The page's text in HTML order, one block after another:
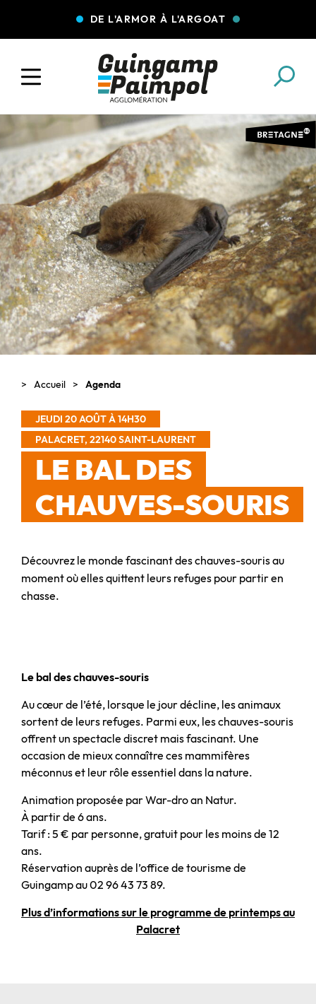
DE L'ARMOR À L'ARGOAT
COLLECTE DES DÉCHETS EAU ET ASSAINISSEMENT
ENFANCE JEUNESSE L'AGGLO' RECRUTE
ASSOCIATIONS PISCINES
Accueil Agenda
JEUDI 20 AOÛT À 14H30
PALACRET, 22140 SAINT-LAURENT
LE BAL DES
CHAUVES-SOURIS
Découvrez le monde fascinant des chauves-souris au
moment où elles quittent leurs refuges pour partir en
chasse.
Le bal des chauves-souris
Au cœur de l’été, lorsque le jour décline, les animaux
sortent de leurs refuges. Parmi eux, les chauves-souris
offrent un spectacle discret mais fascinant. Une
occasion de mieux connaître ces mammifères
méconnus et leur rôle essentiel dans la nature.
Animation proposée par War-dro an Natur.
À partir de 6 ans.
Tarif : 5 € par personne, gratuit pour les moins de 12
ans.
Réservation auprès de l’office de tourisme de
Guingamp au 02 96 43 73 89.
Plus d’informations sur le programme de printemps au
Palacret